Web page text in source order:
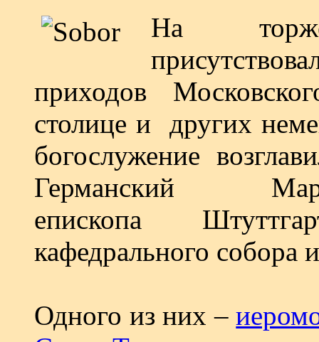
На
приходов
столице и других
богослужение
Германский
епископа
кафедрального собора
Одного из них –